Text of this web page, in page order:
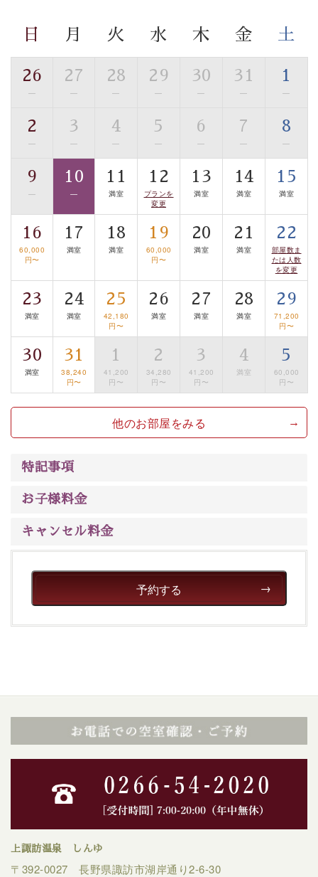
■諏訪大社4社を巡る無料参拝バス
豊富な知識を持ったドライバー兼ガイドが諏訪大社をご
は【3日前まで】にお電話ください。
※交通規制などにより運行できない日がございます
以上がプラン内容です。
上諏訪温泉“しんゆ”なら諏訪大社など歴史ある諏訪の街
で心癒されます。
清らかな源泉、自然の恵みあるお食事、諏訪湖に包まれ
るお部屋、 大人のたしなみを感じていただける、美しく
癒される宿で贅沢に幸せのときを安心してお過ごしくだ
さい。
日 月 火 水 木 金 土
26
—
27
—
28
—
29
—
30
—
31
—
1
—
2
—
3
—
4
—
5
—
6
—
7
—
8
—
9
—
10
—
11
満室
12
プランを
変更
13
満室
14
満室
15
満室
16
60,000
円〜
17
満室
18
満室
19
60,000
円〜
20
満室
21
満室
22
部屋数ま
たは人数
を変更
23
満室
24
満室
25
42,180
円〜
26
満室
27
満室
28
満室
29
71,200
円〜
30
満室
31
38,240
円〜
1
41,200
円〜
2
34,280
円〜
3
41,200
円〜
4
満室
5
60,000
円〜
他のお部屋をみる
特記事項
お子様料金
キャンセル料金
予約する
上諏訪温泉 しんゆ
〒392-0027 長野県諏訪市湖岸通り2-6-30